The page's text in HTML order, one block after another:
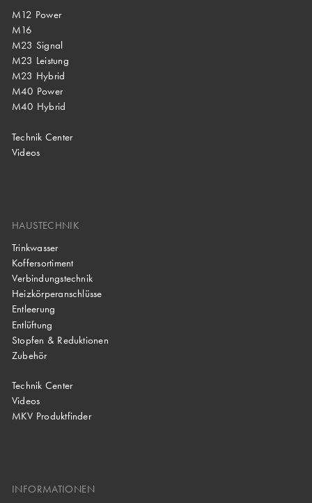
M12 Power
M16
M23 Signal
M23 Leistung
M23 Hybrid
M40 Power
M40 Hybrid
Technik Center
Videos
HAUSTECHNIK
Trinkwasser
Koffersortiment
Verbindungstechnik
Heizkörperanschlüsse
Entleerung
Entlüftung
Stopfen & Reduktionen
Zubehör
Technik Center
Videos
MKV Produktfinder
INFORMATIONEN